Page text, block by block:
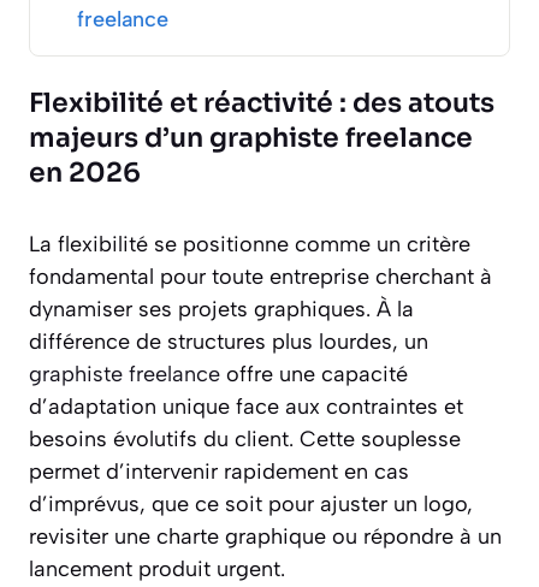
freelance
Flexibilité et réactivité : des atouts
majeurs d’un graphiste freelance
en 2026
La flexibilité se positionne comme un critère
fondamental pour toute entreprise cherchant à
dynamiser ses projets graphiques. À la
différence de structures plus lourdes, un
graphiste freelance offre une capacité
d’adaptation unique face aux contraintes et
besoins évolutifs du client. Cette souplesse
permet d’intervenir rapidement en cas
d’imprévus, que ce soit pour ajuster un logo,
revisiter une charte graphique ou répondre à un
lancement produit urgent.